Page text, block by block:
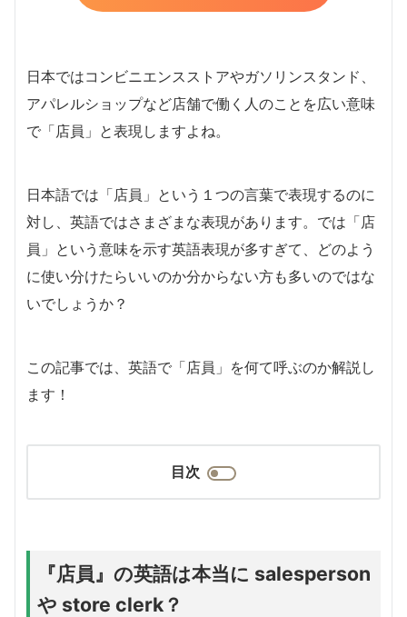
日本ではコンビニエンスストアやガソリンスタンド、
アパレルショップなど店舗で働く人のことを広い意味
で「店員」と表現しますよね。
日本語では「店員」という１つの言葉で表現するのに
対し、英語ではさまざまな表現があります。では「店
員」という意味を示す英語表現が多すぎて、どのよう
に使い分けたらいいのか分からない方も多いのではな
いでしょうか？
この記事では、英語で「店員」を何て呼ぶのか解説し
ます！
目次
『店員』の英語は本当に salesperson
や store clerk？